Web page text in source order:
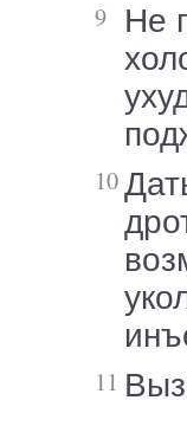
Не прикладывать пузырь со льдом, т.к.